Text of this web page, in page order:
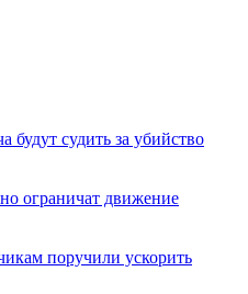
судить за убийство
ограничат движение
поручили ускорить